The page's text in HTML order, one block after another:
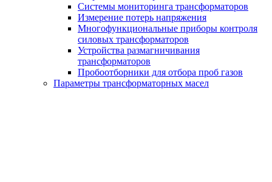
Системы мониторинга трансформаторов
Измерение потерь напряжения
Многофункциональные приборы контроля
силовых трансформаторов
Устройства размагничивания
трансформаторов
Пробоотборники для отбора проб газов
Параметры трансформаторных масел